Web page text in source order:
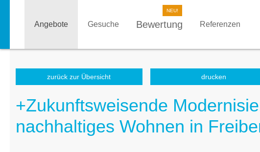
Angebote Gesuche Bewertung Referenzen
zurück zur Übersicht drucken
+Zukunftsweisende
nachhaltiges Wohnen in